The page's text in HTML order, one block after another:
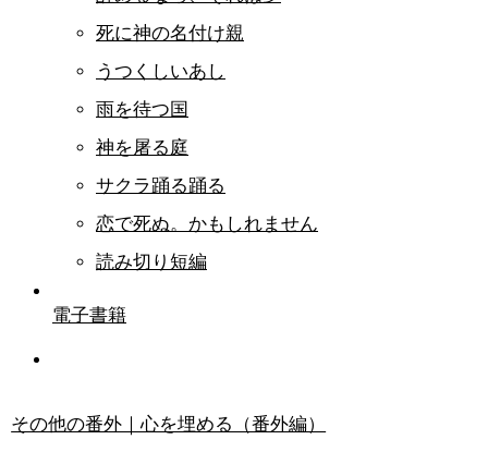
死に神の名付け親
うつくしいあし
雨を待つ国
神を屠る庭
サクラ踊る踊る
恋で死ぬ。かもしれません
読み切り短編
電子書籍
その他の番外｜心を埋める（番外編）